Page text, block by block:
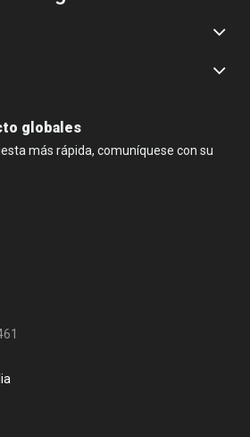
globales
más rápida, comuníquese con su